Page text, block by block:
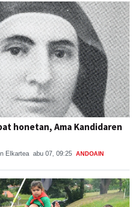
honetan, Ama Kandidaren
Elkartea abu 07, 09:25 ANDOAIN